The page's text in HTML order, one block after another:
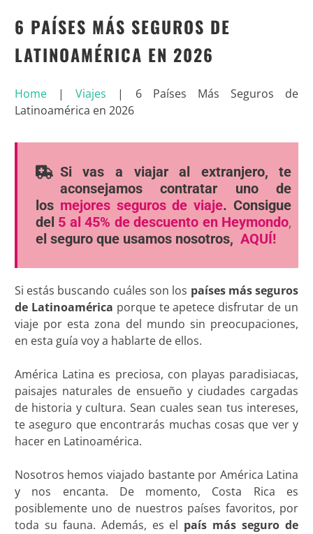
6 PAÍSES MÁS SEGUROS DE
LATINOAMÉRICA EN 2026
Home|Viajes | 6 Países Más Seguros de
Latinoamérica en 2026
Si vas a viajar al extranjero, te
aconsejamos contratar uno de
los mejores seguros de viaje. Consigue
del 5 al 45% de descuento en Heymondo,
el seguro que usamos nosotros, AQUÍ!
Si estás buscando cuáles son los países más seguros
de Latinoamérica porque te apetece disfrutar de un
viaje por esta zona del mundo sin preocupaciones,
en esta guía voy a hablarte de ellos.
América Latina es preciosa, con playas paradisiacas,
paisajes naturales de ensueño y ciudades cargadas
de historia y cultura. Sean cuales sean tus intereses,
te aseguro que encontrarás muchas cosas que ver y
hacer en Latinoamérica.
Nosotros hemos viajado bastante por América Latina
y nos encanta. De momento, Costa Rica es
posiblemente uno de nuestros países favoritos, por
toda su fauna. Además, es el país más seguro de